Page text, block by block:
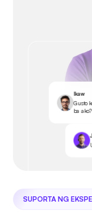
Ikaw
Gusto
ba ako?
SUPORTA NG